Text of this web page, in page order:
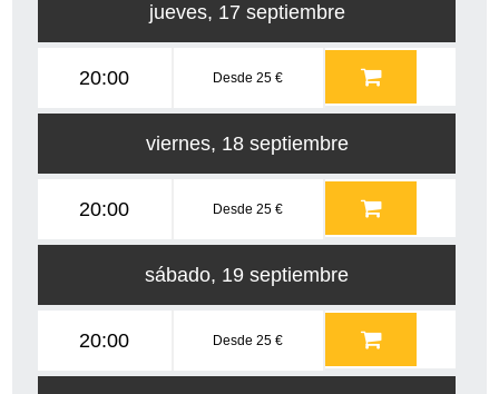
jueves, 17 septiembre
20:00 Desde 25 €
viernes, 18 septiembre
20:00 Desde 25 €
sábado, 19 septiembre
20:00 Desde 25 €